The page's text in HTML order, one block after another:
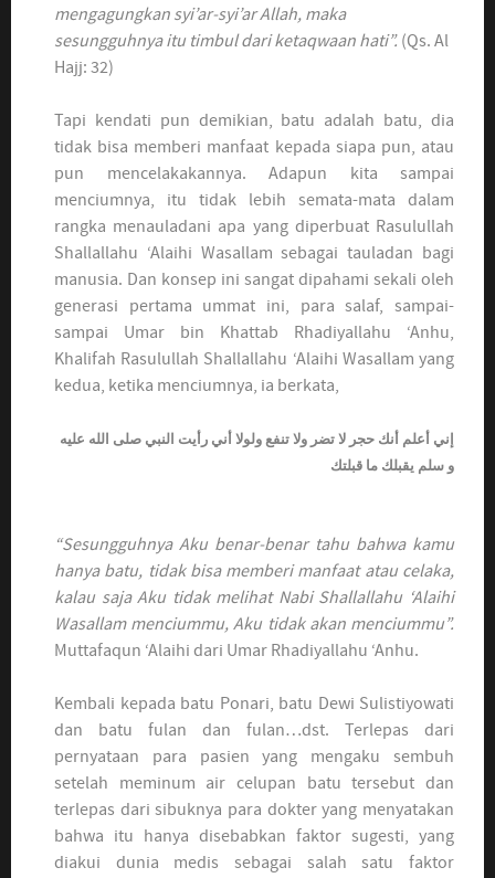
mengagungkan syi’ar-syi’ar Allah, maka
sesungguhnya itu timbul dari ketaqwaan hati”. (Qs. Al
Hajj: 32)
Tapi kendati pun demikian, batu adalah batu, dia
tidak bisa memberi manfaat kepada siapa pun, atau
pun mencelakakannya. Adapun kita sampai
menciumnya, itu tidak lebih semata-mata dalam
rangka menauladani apa yang diperbuat Rasulullah
Shallallahu ‘Alaihi Wasallam sebagai tauladan bagi
manusia. Dan konsep ini sangat dipahami sekali oleh
generasi pertama ummat ini, para salaf, sampai-
sampai Umar bin Khattab Rhadiyallahu ‘Anhu,
Khalifah Rasulullah Shallallahu ‘Alaihi Wasallam yang
kedua, ketika menciumnya, ia berkata,
إني أعلم أنك حجر لا تضر ولا تنفع ولولا أني رأيت النبي صلى الله عليه
و سلم يقبلك ما قبلتك
“Sesungguhnya Aku benar-benar tahu bahwa kamu
hanya batu, tidak bisa memberi manfaat atau celaka,
kalau saja Aku tidak melihat Nabi Shallallahu ‘Alaihi
Wasallam menciummu, Aku tidak akan menciummu”.
Muttafaqun ‘Alaihi dari Umar Rhadiyallahu ‘Anhu.
Kembali kepada batu Ponari, batu Dewi Sulistiyowati
dan batu fulan dan fulan…dst. Terlepas dari
pernyataan para pasien yang mengaku sembuh
setelah meminum air celupan batu tersebut dan
terlepas dari sibuknya para dokter yang menyatakan
bahwa itu hanya disebabkan faktor sugesti, yang
diakui dunia medis sebagai salah satu faktor